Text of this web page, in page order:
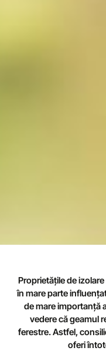
Izolant
Proprietățile de
în mare parte
de mare importanță
vedere că geamul
ferestre. Astfel,
oferi